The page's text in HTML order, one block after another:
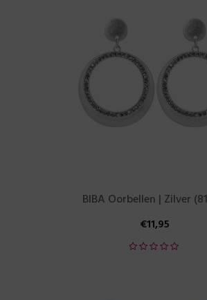
BIBA Oorbellen | Zilver
€11,95